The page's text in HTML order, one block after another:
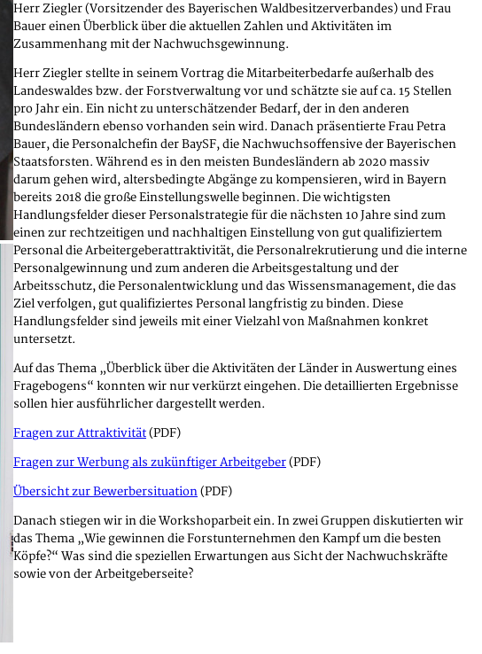
Herr Ziegler (Vorsitzender des Bayerischen Waldbesitzerverbandes) und Frau
Bauer einen Überblick über die aktuellen Zahlen und Aktivitäten im
Zusammenhang mit der Nachwuchsgewinnung.
Herr Ziegler stellte in seinem Vortrag die Mitarbeiterbedarfe außerhalb des
Landeswaldes bzw. der Forstverwaltung vor und schätzte sie auf ca. 15 Stellen
pro Jahr ein. Ein nicht zu unterschätzender Bedarf, der in den anderen
Bundesländern ebenso vorhanden sein wird. Danach präsentierte Frau Petra
Bauer, die Personalchefin der BaySF, die Nachwuchsoffensive der Bayerischen
Staatsforsten. Während es in den meisten Bundesländern ab 2020 massiv
darum gehen wird, altersbedingte Abgänge zu kompensieren, wird in Bayern
bereits 2018 die große Einstellungswelle beginnen. Die wichtigsten
Handlungsfelder dieser Personalstrategie für die nächsten 10 Jahre sind zum
einen zur rechtzeitigen und nachhaltigen Einstellung von gut qualifiziertem
Personal die Arbeitergeberattraktivität, die Personalrekrutierung und die interne
Personalgewinnung und zum anderen die Arbeitsgestaltung und der
Arbeitsschutz, die Personalentwicklung und das Wissensmanagement, die das
Ziel verfolgen, gut qualifiziertes Personal langfristig zu binden. Diese
Handlungsfelder sind jeweils mit einer Vielzahl von Maßnahmen konkret
untersetzt.
Auf das Thema „Überblick über die Aktivitäten der Länder in Auswertung eines
Fragebogens“ konnten wir nur verkürzt eingehen. Die detaillierten Ergebnisse
sollen hier ausführlicher dargestellt werden.
Fragen zur Attraktivität(PDF)
Fragen zur Werbung als zukünftiger Arbeitgeber(PDF)
Übersicht zur Bewerbersituation(PDF)
Danach stiegen wir in die Workshoparbeit ein. In zwei Gruppen diskutierten wir
das Thema „Wie gewinnen die Forstunternehmen den Kampf um die besten
Köpfe?“ Was sind die speziellen Erwartungen aus Sicht der Nachwuchskräfte
sowie von der Arbeitgeberseite?